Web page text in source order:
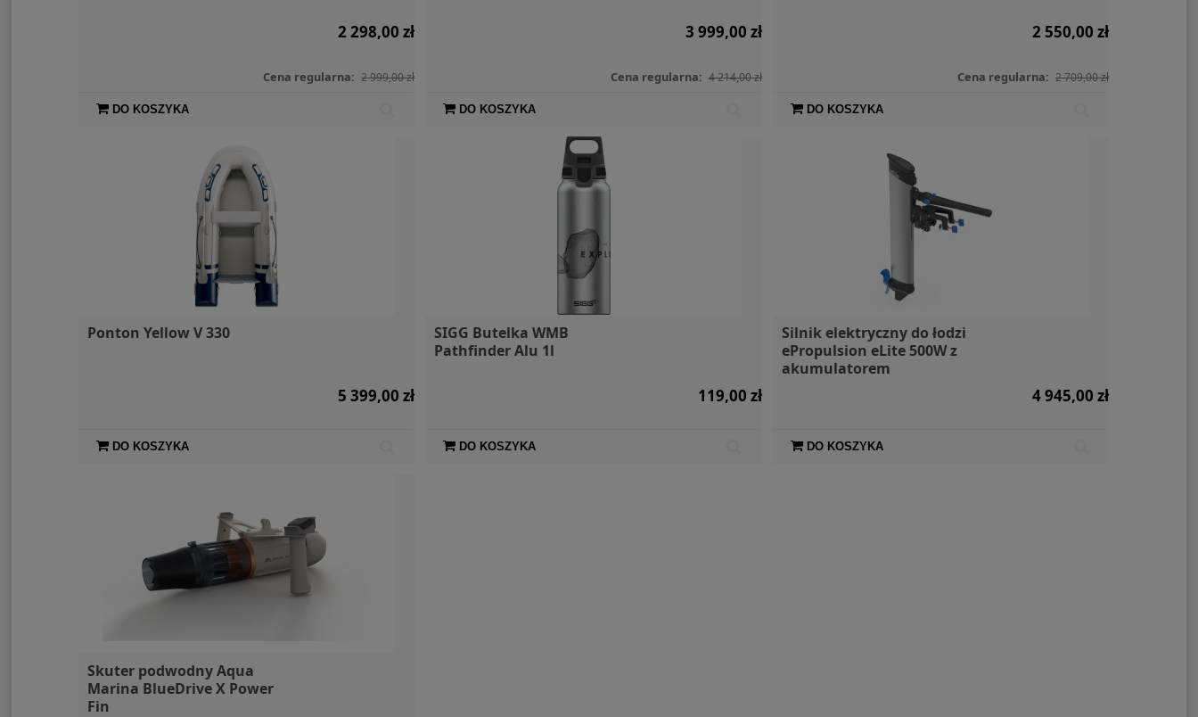
2 298,00 zł
Cena regularna: 2 999,00 zł
DO KOSZYKA
3 999,00 zł
Cena regularna: 4 214,00 zł
DO KOSZYKA
2 550,00 zł
Cena regularna: 2 709,00 zł
DO KOSZYKA
Ponton Yellow V 330
5 399,00 zł
DO KOSZYKA
SIGG Butelka WMB
Pathfinder Alu 1l
119,00 zł
DO KOSZYKA
Silnik elektryczny do łodzi
ePropulsion eLite 500W z
akumulatorem
4 945,00 zł
DO KOSZYKA
Skuter podwodny Aqua
Marina BlueDrive X Power
Fin